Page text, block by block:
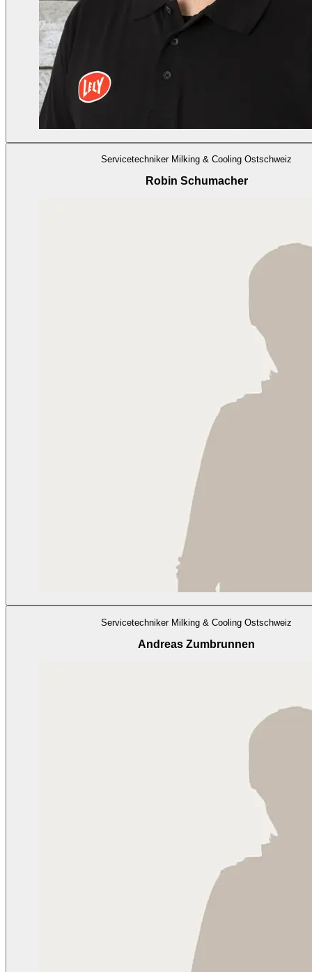
Servicetechniker Milking & Cooling Ostschweiz
Robin Schumacher
Servicetechniker Milking & Cooling Ostschweiz
Andreas Zumbrunnen